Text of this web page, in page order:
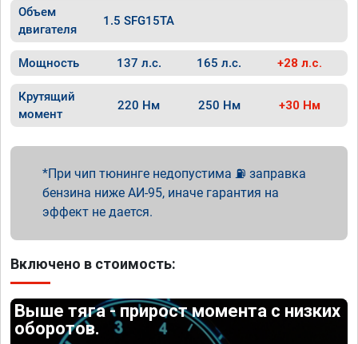
Объем
двигателя
1.5 SFG15TA
Мощность 137 л.с. 165 л.с. +28 л.с.
Крутящий
момент
220 Нм 250 Нм +30 Нм
При чип тюнинге недопустима ⛽ заправка
бензина ниже АИ-95, иначе гарантия на
эффект не дается.
Включено в стоимость:
Выше тяга - прирост момента с низких
оборотов.